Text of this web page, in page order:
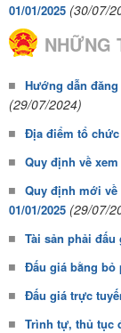
01/01/2025 (30/07/
NHỮNG
Hướng dẫn
(29/07/2024)
Địa điểm tổ chức
Quy định về
Quy định mới
01/01/2025 (29/07/
Tài sản phải đấu
Đấu giá bằng bỏ
Đấu giá trực
Trình tự, thủ tục